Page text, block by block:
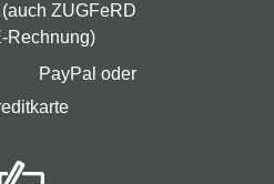
ZUGFeRD
Rechnung)
PayPal oder